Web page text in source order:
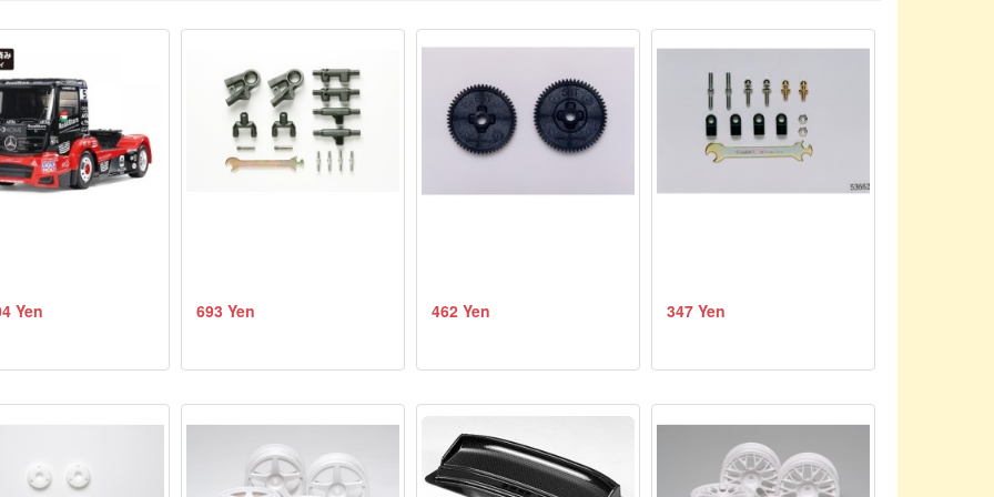
Yen 693 Yen 462 Yen 347 Yen